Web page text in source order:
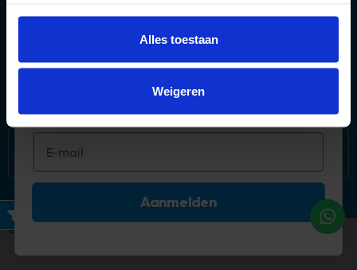
Alles toestaan
Weigeren
Filters
Over ons
©2026 Timco Voordeelmarkt
Méér deals? 🤩
Abonneer je op onze mail!
Aanmelden